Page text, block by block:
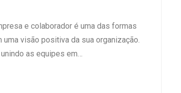
e colaborador é uma das formas
visão positiva da sua organização.
as equipes em…